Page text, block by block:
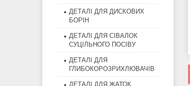
ДЕТАЛІ ДЛЯ ДИСКОВИХ
БОРІН
ДЕТАЛІ ДЛЯ СІВАЛОК
СУЦІЛЬНОГО ПОСІВУ
ДЕТАЛІ ДЛЯ
ГЛИБОКОРОЗРИХЛЮВАЧІВ
ДЕТАЛІ ДЛЯ ЖАТОК